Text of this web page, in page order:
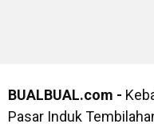
BUALBUAL.com -
Pasar Induk